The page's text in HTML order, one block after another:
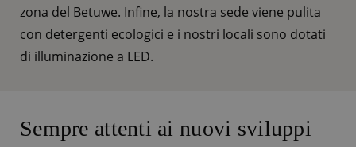
zona del Betuwe. Infine, la nostra sede viene pulita
con detergenti ecologici e i nostri locali sono dotati
di illuminazione a LED.
Sempre attenti ai nuovi sviluppi